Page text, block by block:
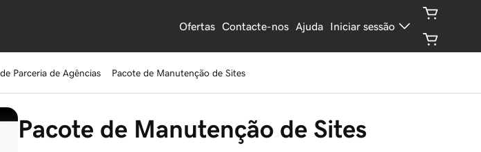
Ofertas Contacte-nos Ajuda Iniciar sessão
Parceria de Agências Pacote de Manutenção de Sites
Pacote de Manutenção de Sites